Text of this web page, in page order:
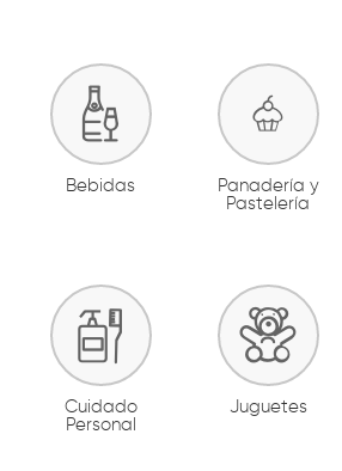
Bebidas
Panadería y
Pastelería
Cuidado
Personal
Juguetes